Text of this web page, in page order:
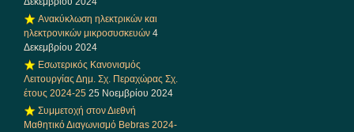
Ανακύκλωση ηλεκτρικών και
ηλεκτρονικών μικροσυσκευών 4
Δεκεμβρίου 2024
Εσωτερικός Κανονισμός
Λειτουργίας Δημ. Σχ. Περαχώρας Σχ.
έτους 2024-25 25 Νοεμβρίου 2024
Συμμετοχή στον Διεθνή
Μαθητικό Διαγωνισμό Bebras 2024-